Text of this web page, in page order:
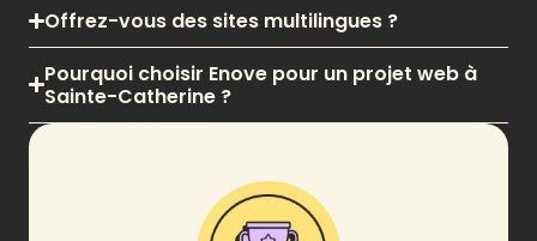
Offrez-vous des sites multilingues ?
Pourquoi choisir Enove pour un projet web à
Sainte-Catherine ?